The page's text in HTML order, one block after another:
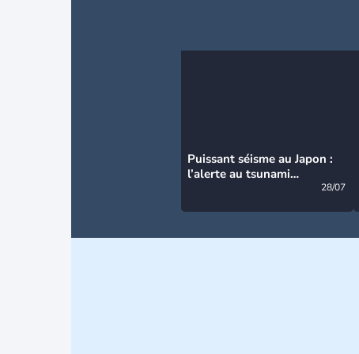
Puissant séisme au Japon :
l’alerte au tsunami
28/07